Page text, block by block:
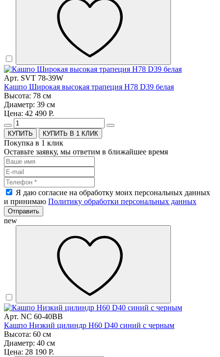
Арт. SVT 78-39W
Кашпо Широкая высокая трапеция H78 D39 белая
Высота: 78 см
Диаметр: 39 см
Цена: 42 490 Р.
КУПИТЬ В 1 КЛИК
Покупка в 1 клик
Оставьте заявку, мы ответим в ближайшее время
Я даю согласие на обработку моих персональных данных
и принимаю Политику обработки персональных данных
Отправить
new
Арт. NC 60-40BB
Кашпо Низкий цилиндр H60 D40 синий с черным
Высота: 60 см
Диаметр: 40 см
Цена: 28 190 Р.